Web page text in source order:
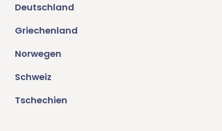
Deutschland
Griechenland
Norwegen
Schweiz
Tschechien